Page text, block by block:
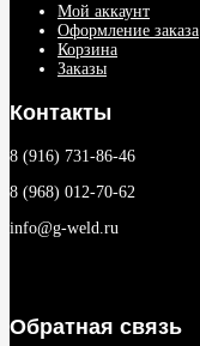
Мой аккаунт
Оформление заказа
Корзина
Заказы
Контакты
8 (916) 731-86-46
8 (968) 012-70-62
info@g-weld.ru
Обратная связь